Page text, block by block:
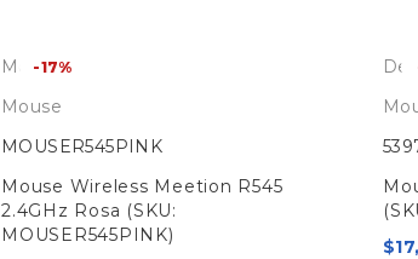
-17%
Meetion
Mouse
MOUSER545PINK
Mouse Wireless Meetion R545
2.4GHz Rosa (SKU:
MOUSER545PINK)
Dell
$